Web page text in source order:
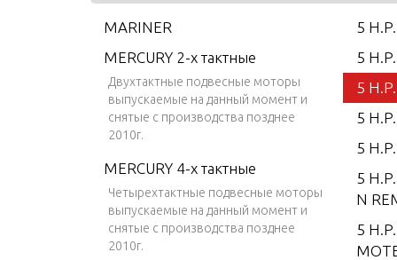
MARINER
MERCURY 2-х тактные
Двухтактные подвесные моторы
выпускаемые на данный момент и
снятые с производства позднее
2010г.
MERCURY 4-х тактные
Четырехтактные подвесные моторы
выпускаемые на данный момент и
снятые с производства позднее
2010г.
5
5
5
5
5
5
N
5